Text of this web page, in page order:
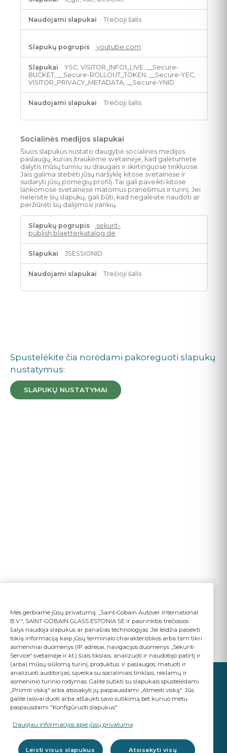
Trečioji šalis
youtube.com
YSC, VISITOR_INFO1_LIVE, __Secure-
BUCKET, __Secure-ROLLOUT_TOKEN, __Secure-YEC,
VISITOR_PRIVACY_METADATA, __Secure-YNID
Trečioji šalis
Socialinės medijos slapukai
Šiuos slapukus nustato daugybė socialinės medijos
paslaugų, kurias įtraukėme svetainėje, kad galėtumėte
dalytis mūsų turiniu su draugais ir skirtinguose tinkluose.
Jais galima stebėti jūsų naršyklę kitose svetainėse ir
sudaryti jūsų pomėgių profilį. Tai gali paveikti kitose
lankomose svetainėse matomus pranešimus ir turinį. Jei
neleisite šių slapukų, gali būti, kad negalėsite naudoti ar
peržiūrėti šių dalijimosi įrankių.
Socialinės
medijos
slapukai
sekurit-
publish.blaetterkatalog.de
JSESSIONID
Trečioji šalis
Spustelėkite čia norėdami pakoreguoti slapukų
nustatymus:
SLAPUKŲ NUSTATYMAI
JŪSŲ VERSLAS SVARBU
A Saint-Gobain brand
Mes gerbiame jūsų privatumą. „Saint-Gobain Autover International
B.V.“, SAINT-GOBAIN GLASS ESTONIA SE ir pasirinktos trečiosios
šalys naudoja slapukus ar panašias technologijas. Jie leidžia pasiekti
tokią informaciją kaip jūsų terminalo charakteristikos arba tam tikri
asmeniniai duomenys (IP adresai, navigacijos duomenys „Sekurit-
Service“ svetainėje ir kt.) šiais tikslais: analizuoti ir naudotojo patirtį ir
(arba) mūsų siūlomą turinį, produktus. ir paslaugos; matuoti ir
analizuoti auditorijas; sąveika su socialiniais tinklais; reklamų ir
asmeninio turinio rodymas. Galite sutikti su slapukais spustelėdami
„Priimti viską“ arba atsisakyti jų paspausdami „Atmesti viską“. Jūs
galite laisvai duoti arba atšaukti savo sutikimą bet kuriuo metu
paspausdami "Konfigūruoti slapukus"
Daugiau informacijos apie jūsų privatumą
Leisti visus slapukus Atsisakyti visų